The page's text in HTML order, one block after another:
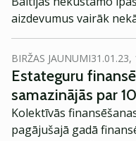
aizdevumus vairāk
summas 344 milj. eiro
neatmaksātais portfelis
BIRŽAS JAUNUMI31.01.23,
Estateguru
samazinājās par
Kolektīvās
pagājušajā gadā